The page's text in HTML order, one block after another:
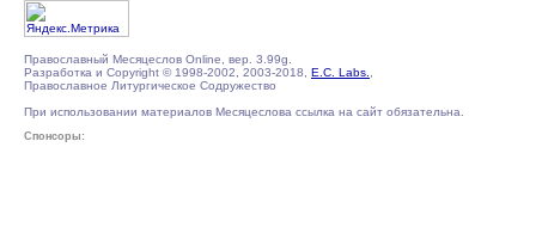
Православный Месяцеслов Online, вер. 3.99g.
Разработка и Copyright © 1998-2002, 2003-2018, E.C. Labs.
Православное Литургическое Содружество
При использовании материалов Месяцеслова ссылка на сайт обязательна.
Спонсоры: